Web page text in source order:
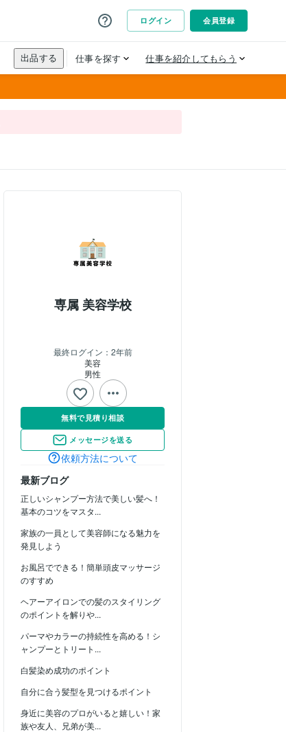
専属 美容学校
最終ログイン： 2年前
美容
男性
無料で見積り相談
メッセージを送る
依頼方法について
最新ブログ
正しいシャンプー方法で美しい髪へ！
基本のコツをマスタ...
家族の一員として美容師になる魅力を
発見しよう
お風呂でできる！簡単頭皮マッサージ
のすすめ
ヘアーアイロンでの髪のスタイリング
のポイントを解りや...
パーマやカラーの持続性を高める！シ
ャンプーとトリート...
白髪染め成功のポイント
自分に合う髪型を見つけるポイント
身近に美容のプロがいると嬉しい！家
族や友人、兄弟が美...